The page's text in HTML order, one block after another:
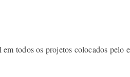
todos os projetos colocados pelo